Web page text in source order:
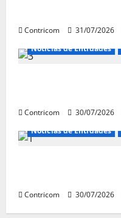
Contricom 31/07/2026
Notícias de Entidades
Contricom 30/07/2026
Notícias de Entidades
Contricom 30/07/2026